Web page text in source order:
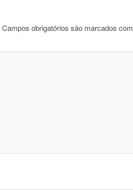
Campos obrigatórios são marcados com